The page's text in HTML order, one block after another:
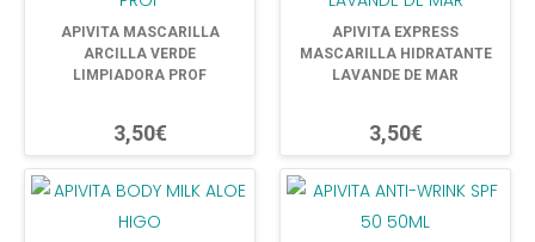
APIVITA MASCARILLA
ARCILLA VERDE
LIMPIADORA PROF
3,50€
APIVITA EXPRESS
MASCARILLA HIDRATANTE
LAVANDE DE MAR
3,50€